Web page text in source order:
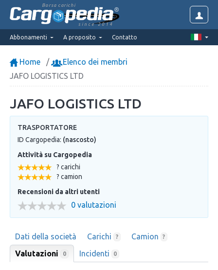
Borsa carichi
since 2014
Abbonamenti A proposito Contatto
Home
Elenco dei membri
JAFO LOGISTICS LTD
JAFO LOGISTICS LTD
TRASPORTATORE
ID Cargopedia: (nascosto)
Attività su Cargopedia
? carichi
? camion
Recensioni da altri utenti
0 valutazioni
Dati della società Carichi ? Camion ?
Valutazioni 0 Incidenti 0